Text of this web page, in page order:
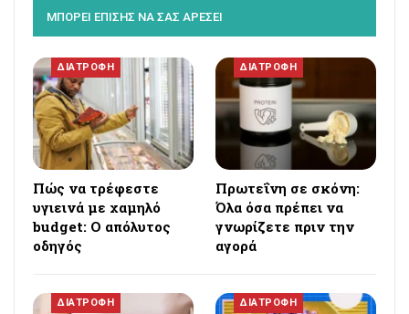
ΜΠΟΡΕΙ ΕΠΙΣΗΣ ΝΑ ΣΑΣ ΑΡΕΣΕΙ
ΔΙΑΤΡΟΦΗ
Πώς να τρέφεστε
υγιεινά με χαμηλό
budget: Ο απόλυτος
οδηγός
ΔΙΑΤΡΟΦΗ
Πρωτεΐνη σε σκόνη:
Όλα όσα πρέπει να
γνωρίζετε πριν την
αγορά
ΔΙΑΤΡΟΦΗ ΔΙΑΤΡΟΦΗ